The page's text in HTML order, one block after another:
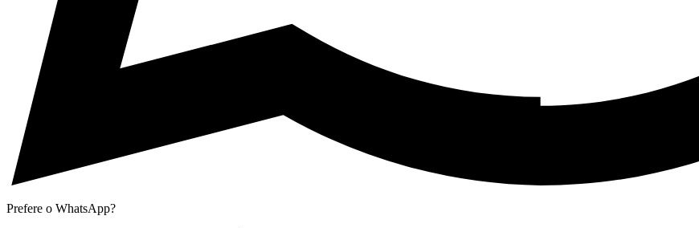
Prefere o WhatsApp?